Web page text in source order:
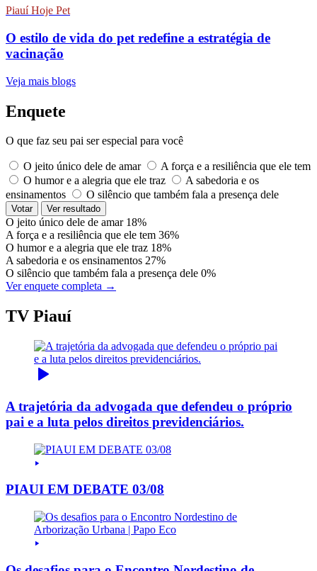
Piauí Hoje Pet
O estilo de vida do pet redefine a estratégia de
vacinação
Veja mais blogs
Enquete
O que faz seu pai ser especial para você
O jeito único dele de amar
A força e a resiliência que ele tem
O humor e a alegria que ele traz
A sabedoria e os
ensinamentos
O silêncio que também fala a presença dele
Votar Ver resultado
O jeito único dele de amar 18%
A força e a resiliência que ele tem 36%
O humor e a alegria que ele traz 18%
A sabedoria e os ensinamentos 27%
O silêncio que também fala a presença dele 0%
Ver enquete completa →
TV Piauí
A trajetória da advogada que defendeu o próprio
pai e a luta pelos direitos previdenciários.
PIAUI EM DEBATE 03/08